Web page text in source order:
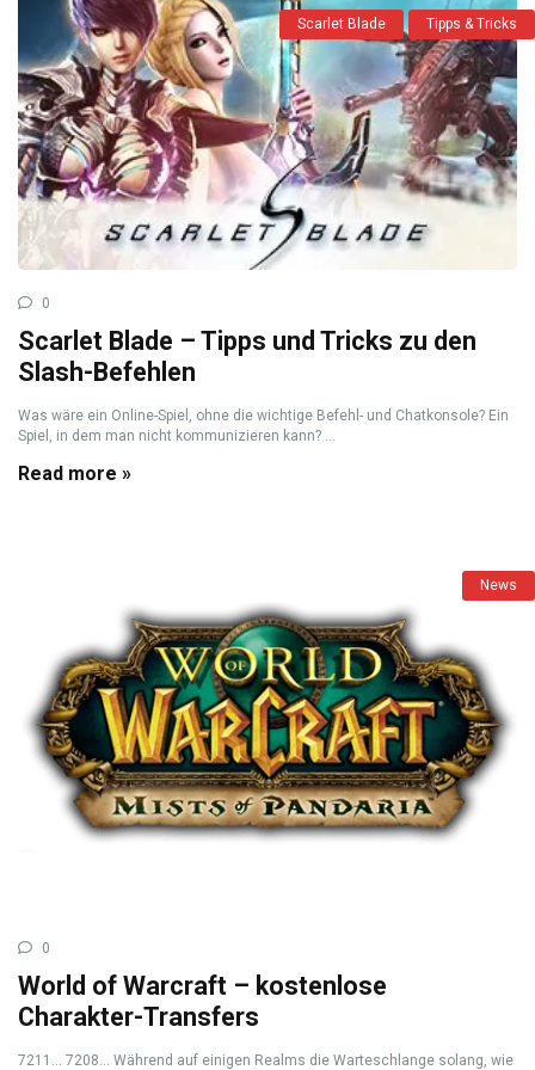
Scarlet Blade Tipps & Tricks
0
Scarlet Blade – Tipps und Tricks zu den
Slash-Befehlen
Was wäre ein Online-Spiel, ohne die wichtige Befehl- und Chatkonsole? Ein
Spiel, in dem man nicht kommunizieren kann? ...
Read more »
News
0
World of Warcraft – kostenlose
Charakter-Transfers
7211… 7208… Während auf einigen Realms die Warteschlange solang, wie